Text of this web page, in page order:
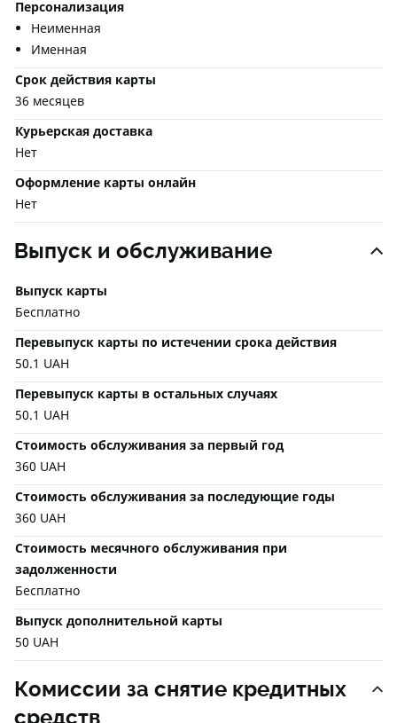
Персонализация
Неименная
Именная
Срок действия карты
36 месяцев
Курьерская доставка
Нет
Оформление карты онлайн
Нет
Выпуск и обслуживание
Выпуск карты
Бесплатно
Перевыпуск карты по истечении срока действия
50.1 UAH
Перевыпуск карты в остальных случаях
50.1 UAH
Стоимость обслуживания за первый год
360 UAH
Стоимость обслуживания за последующие годы
360 UAH
Стоимость месячного обслуживания при
задолженности
Бесплатно
Выпуск дополнительной карты
50 UAH
Комиссии за снятие кредитных
средств